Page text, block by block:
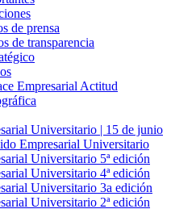
de prensa
de transparencia
Empresarial Actitud
Universitario | 15 de junio
Empresarial Universitario
Universitario 5ª edición
Universitario 4ª edición
Universitario 3a edición
Universitario 2ª edición